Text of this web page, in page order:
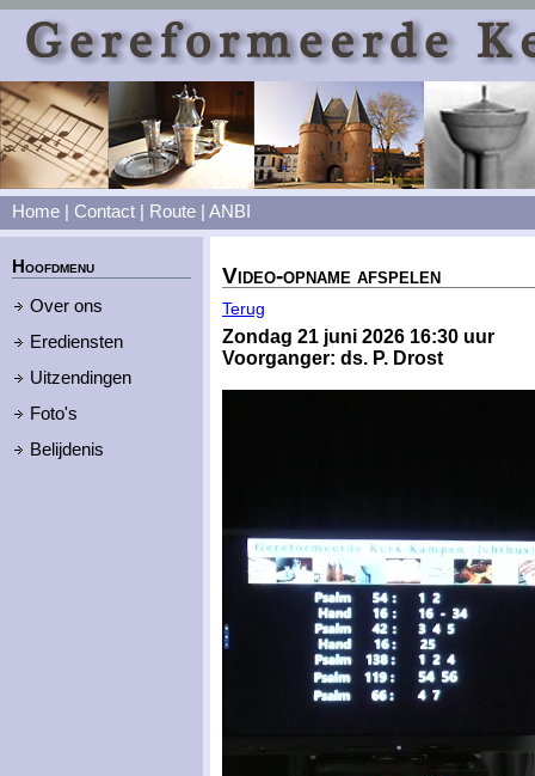
Home | Contact | Route | ANBI
Hoofdmenu
Over ons
Erediensten
Uitzendingen
Foto's
Belijdenis
Video-opname afspelen
Terug
Zondag 21 juni 2026 16:30 uur
Voorganger: ds. P. Drost